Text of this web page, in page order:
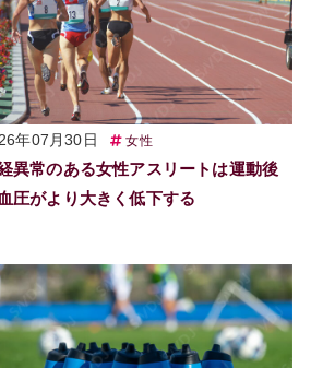
年07月30日 女性
異常のある女性アスリートは運動後
圧がより大きく低下する